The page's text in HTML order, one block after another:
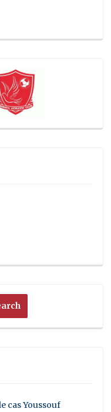
cas Youssouf